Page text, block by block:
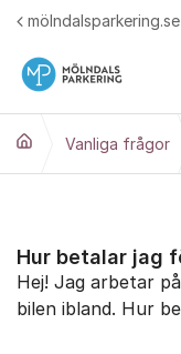
Hoppa till innehåll
mölndalsparkering.se
Vanliga frågor
Hur betalar jag
Hej! Jag arbetar
bilen ibland. Hur